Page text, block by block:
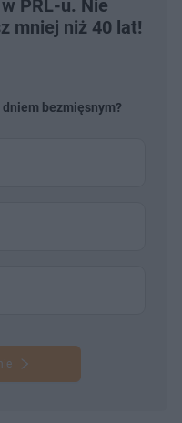
PRL-u. Nie
mniej niż 40 lat!
dniem bezmięsnym?